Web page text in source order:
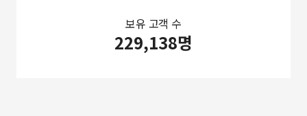
보유 고객 수
229,138명